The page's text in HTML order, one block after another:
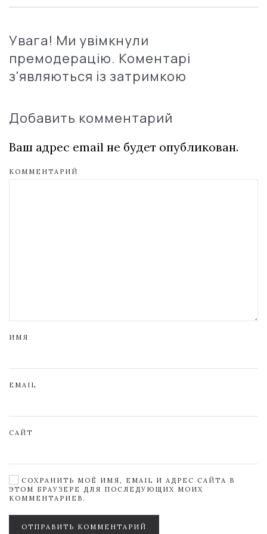
Увага! Ми увімкнули
премодерацію. Коментарі
з'являються із затримкою
Добавить комментарий
Ваш адрес email не будет опубликован.
КОММЕНТАРИЙ
ИМЯ
EMAIL
САЙТ
СОХРАНИТЬ МОЁ ИМЯ, EMAIL И АДРЕС САЙТА В
ЭТОМ БРАУЗЕРЕ ДЛЯ ПОСЛЕДУЮЩИХ МОИХ
КОММЕНТАРИЕВ.
ОТПРАВИТЬ КОММЕНТАРИЙ